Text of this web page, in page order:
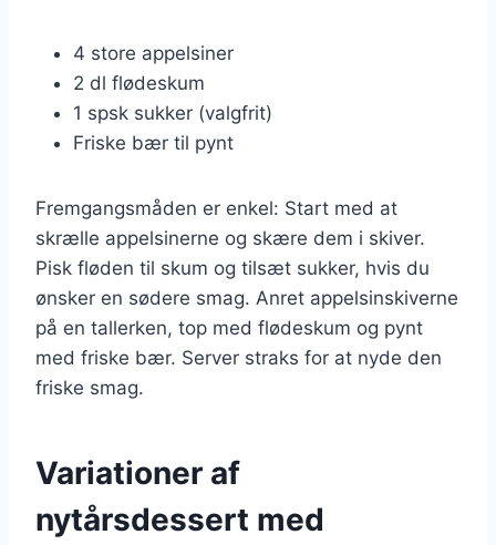
4 store appelsiner
2 dl flødeskum
1 spsk sukker (valgfrit)
Friske bær til pynt
Fremgangsmåden er enkel: Start med at
skrælle appelsinerne og skære dem i skiver.
Pisk fløden til skum og tilsæt sukker, hvis du
ønsker en sødere smag. Anret appelsinskiverne
på en tallerken, top med flødeskum og pynt
med friske bær. Server straks for at nyde den
friske smag.
Variationer af
nytårsdessert med